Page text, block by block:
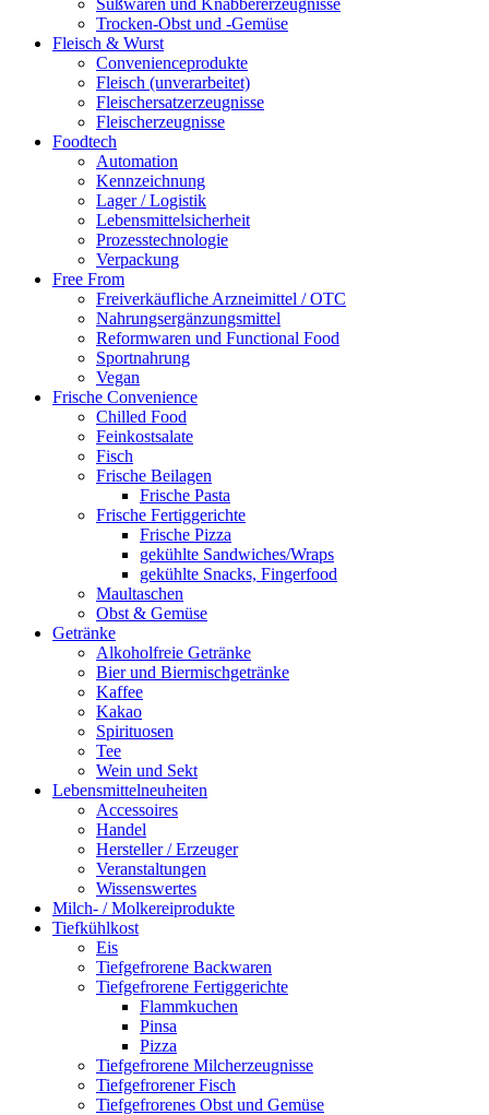
Trocken-Obst und -Gemüse
Fleisch & Wurst
Convenienceprodukte
Fleisch (unverarbeitet)
Fleischersatzerzeugnisse
Fleischerzeugnisse
Foodtech
Automation
Kennzeichnung
Lager / Logistik
Lebensmittelsicherheit
Prozesstechnologie
Verpackung
Free From
Freiverkäufliche Arzneimittel / OTC
Nahrungsergänzungsmittel
Reformwaren und Functional Food
Sportnahrung
Vegan
Frische Convenience
Chilled Food
Feinkostsalate
Fisch
Frische Beilagen
Frische Pasta
Frische Fertiggerichte
Frische Pizza
gekühlte Sandwiches/Wraps
gekühlte Snacks, Fingerfood
Maultaschen
Obst & Gemüse
Getränke
Alkoholfreie Getränke
Bier und Biermischgetränke
Kaffee
Kakao
Spirituosen
Tee
Wein und Sekt
Lebensmittelneuheiten
Accessoires
Handel
Hersteller / Erzeuger
Veranstaltungen
Wissenswertes
Milch- / Molkereiprodukte
Tiefkühlkost
Eis
Tiefgefrorene Backwaren
Tiefgefrorene Fertiggerichte
Flammkuchen
Pinsa
Pizza
Tiefgefrorene Milcherzeugnisse
Tiefgefrorener Fisch
Tiefgefrorenes Obst und Gemüse